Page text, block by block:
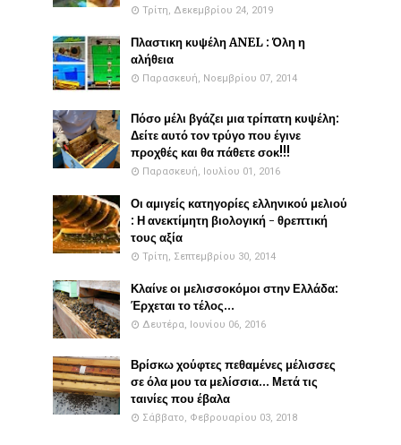
Τρίτη, Δεκεμβρίου 24, 2019
Πλαστικη κυψέλη ANEL : Όλη η
αλήθεια
Παρασκευή, Νοεμβρίου 07, 2014
Πόσο μέλι βγάζει μια τρίπατη κυψέλη:
Δείτε αυτό τον τρύγο που έγινε
προχθές και θα πάθετε σοκ!!!
Παρασκευή, Ιουλίου 01, 2016
Οι αμιγείς κατηγορίες ελληνικού μελιού
: Η ανεκτίμητη βιολογική - θρεπτική
τους αξία
Τρίτη, Σεπτεμβρίου 30, 2014
Κλαίνε οι μελισσοκόμοι στην Ελλάδα:
Έρχεται το τέλος...
Δευτέρα, Ιουνίου 06, 2016
Βρίσκω χούφτες πεθαμένες μέλισσες
σε όλα μου τα μελίσσια... Μετά τις
ταινίες που έβαλα
Σάββατο, Φεβρουαρίου 03, 2018